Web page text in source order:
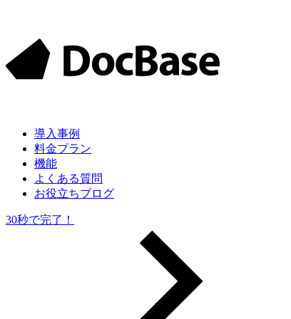
導入事例
料金プラン
機能
よくある質問
お役立ちブログ
30秒で完了！